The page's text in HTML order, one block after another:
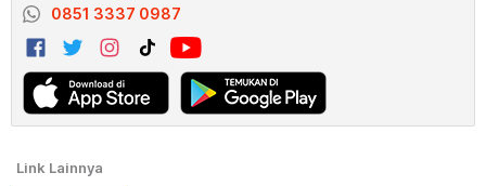
0851 3337 0987